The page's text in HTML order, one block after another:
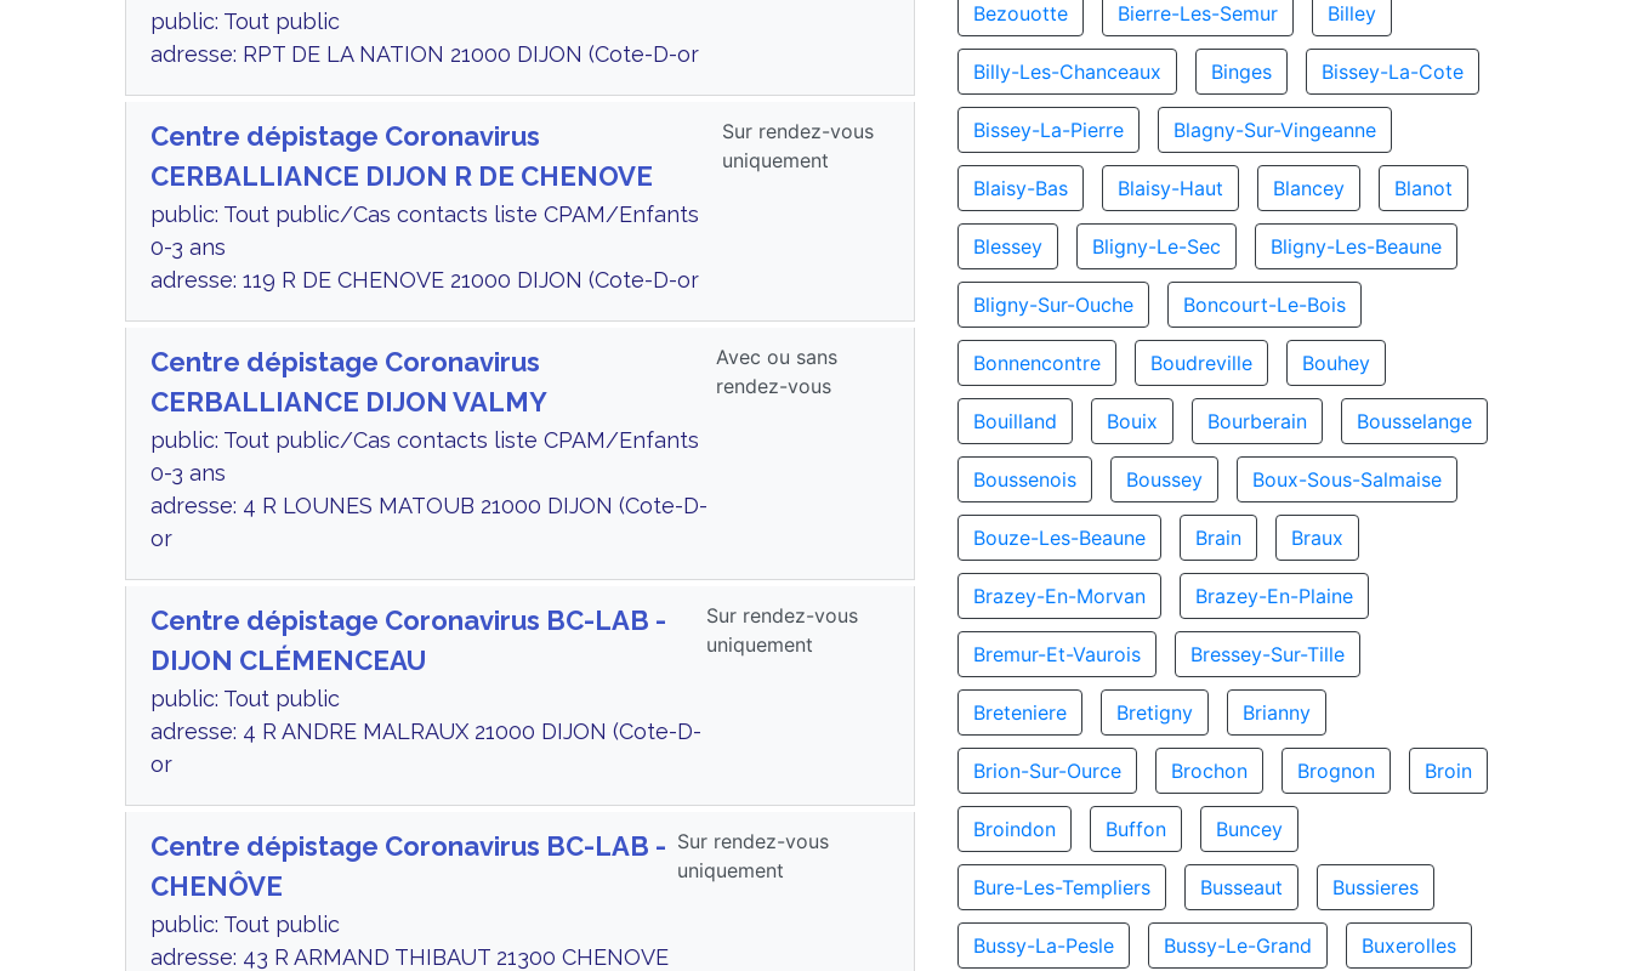
public: Tout public
adresse: RPT DE LA NATION 21000 DIJON (Cote-D-or
Centre dépistage Coronavirus
CERBALLIANCE DIJON R DE CHENOVE
public: Tout public/Cas contacts liste CPAM/Enfants
0-3 ans
adresse: 119 R DE CHENOVE 21000 DIJON (Cote-D-or
Sur rendez-vous
uniquement
Centre dépistage Coronavirus
CERBALLIANCE DIJON VALMY
public: Tout public/Cas contacts liste CPAM/Enfants
0-3 ans
adresse: 4 R LOUNES MATOUB 21000 DIJON (Cote-D-
or
Avec ou sans
rendez-vous
Centre dépistage Coronavirus BC-LAB -
DIJON CLÉMENCEAU
public: Tout public
adresse: 4 R ANDRE MALRAUX 21000 DIJON (Cote-D-
or
Sur rendez-vous
uniquement
Centre dépistage Coronavirus BC-LAB -
CHENÔVE
public: Tout public
adresse: 43 R ARMAND THIBAUT 21300 CHENOVE
Sur rendez-vous
uniquement
Bezouotte Bierre-Les-Semur Billey
Billy-Les-Chanceaux Binges Bissey-La-Cote
Bissey-La-Pierre Blagny-Sur-Vingeanne
Blaisy-Bas Blaisy-Haut Blancey Blanot
Blessey Bligny-Le-Sec Bligny-Les-Beaune
Bligny-Sur-Ouche Boncourt-Le-Bois
Bonnencontre Boudreville Bouhey
Bouilland Bouix Bourberain Bousselange
Boussenois Boussey Boux-Sous-Salmaise
Bouze-Les-Beaune Brain Braux
Brazey-En-Morvan Brazey-En-Plaine
Bremur-Et-Vaurois Bressey-Sur-Tille
Breteniere Bretigny Brianny
Brion-Sur-Ource Brochon Brognon Broin
Broindon Buffon Buncey
Bure-Les-Templiers Busseaut Bussieres
Bussy-La-Pesle Bussy-Le-Grand Buxerolles